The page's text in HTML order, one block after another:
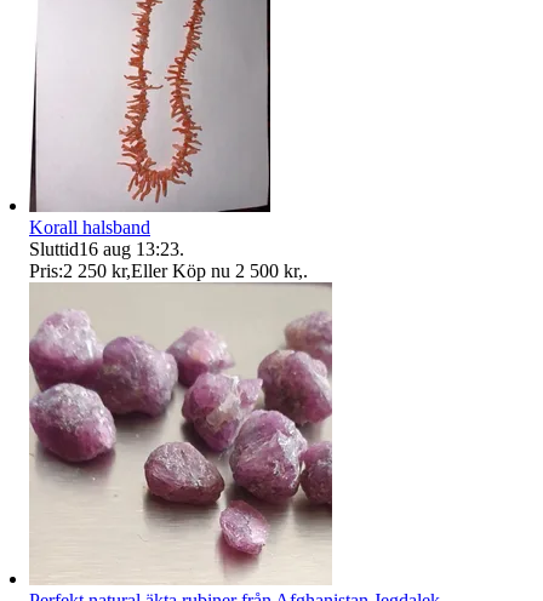
Korall halsband
Sluttid16 aug 13:23.
Pris:2 250 kr,Eller Köp nu 2 500 kr,.